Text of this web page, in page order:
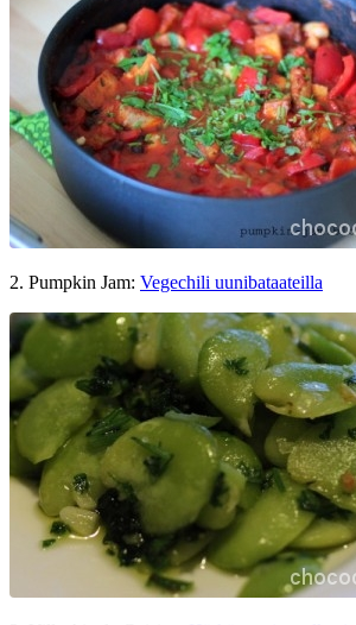
2. Pumpkin Jam: Vegechili uunibataateilla